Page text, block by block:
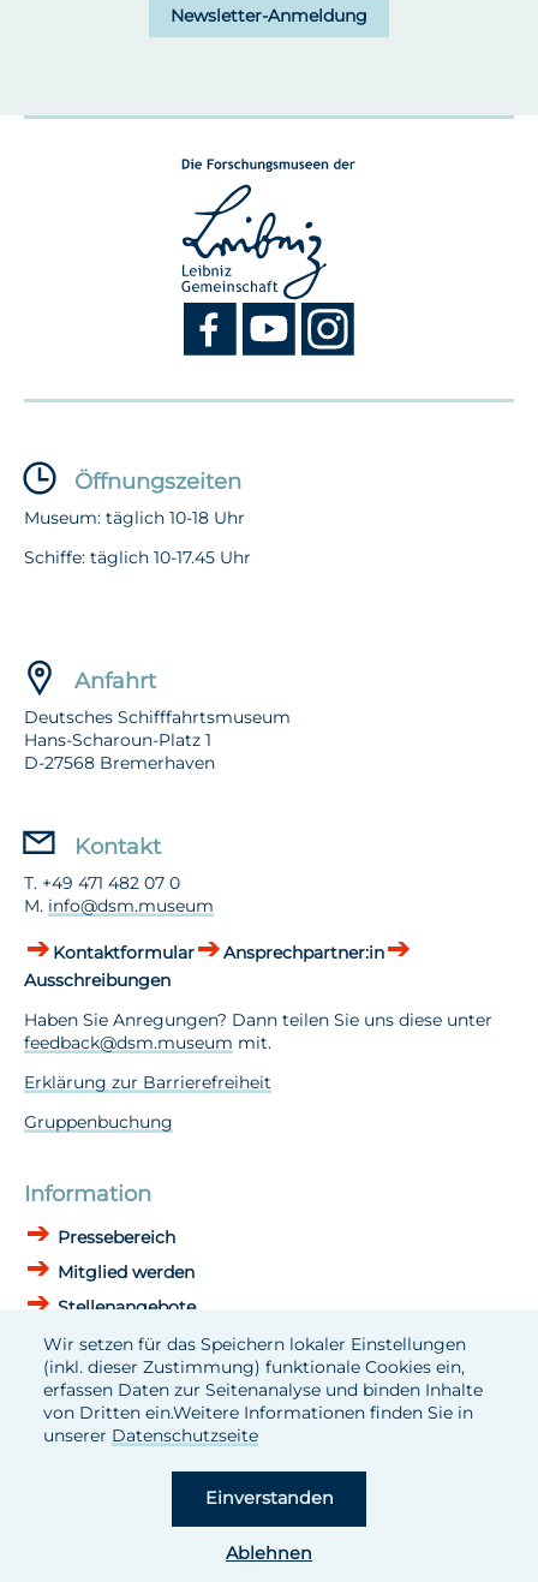
Wir setzen für das Speichern lokaler Einstellungen
(inkl. dieser Zustimmung) funktionale Cookies ein,
erfassen Daten zur Seitenanalyse und binden Inhalte
von Dritten ein.Weitere Informationen finden Sie in
unserer Datenschutzseite
Einverstanden
Ablehnen
Newsletter-Anmeldung
Öffnungszeiten
Museum: täglich 10-18 Uhr
Schiffe: täglich 10-17.45 Uhr
Anfahrt
Deutsches Schifffahrtsmuseum
Hans-Scharoun-Platz 1
D-27568 Bremerhaven
Kontakt
T. +49 471 482 07 0
M. info@dsm.museum
Kontaktformular
Ansprechpartner:in
Ausschreibungen
Haben Sie Anregungen? Dann teilen Sie uns diese unter
feedback@dsm.museum mit.
Erklärung zur Barrierefreiheit
Gruppenbuchung
Information
Pressebereich
Mitglied werden
Stellenangebote
DSM in Zahlen und Fakten
Daten und Fakten
Bildungs- u. Vermittlungskonzept
Geschäftsbericht 2024